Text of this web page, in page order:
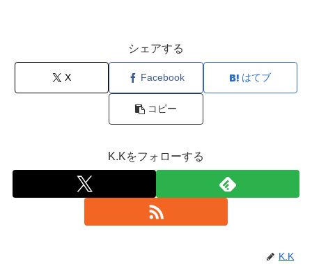
シェアする
X Facebook はてブ
コピー
K.Kをフォローする
K.K